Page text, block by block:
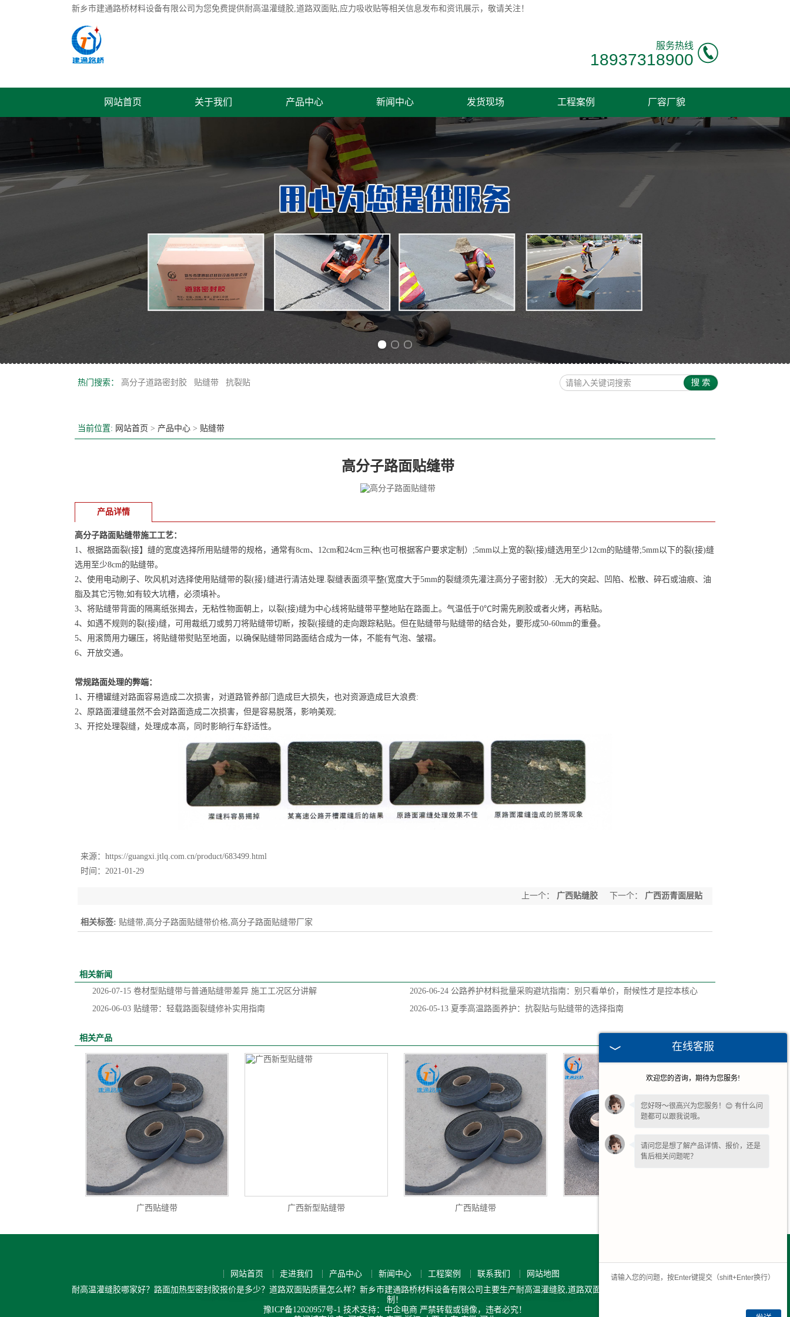
新乡市建通路桥材料设备有限公司为您免费提供耐高温灌缝胶,道路双面贴,应力吸收贴等相关信息发布和资讯展示，敬请关注！
服务热线
18937318900
网站首页 关于我们 产品中心 新闻中心 发货现场 工程案例 厂容厂貌
热门搜索： 高分子道路密封胶 贴缝带 抗裂贴
当前位置: 网站首页 > 产品中心 > 贴缝带
高分子路面贴缝带
产品详情
高分子路面贴缝带施工工艺：
1、根据路面裂(接】缝的宽度选择所用贴缝带的规格，通常有8cm、12cm和24cm三种(也可根据客户要求定制）;5mm以上宽的裂(接)缝选用至少12cm的贴缝带;5mm以下的裂(接)缝
选用至少8cm的贴缝带。
2、使用电动刷子、吹风机对选择使用贴缝带的裂(接}缝进行清洁处理.裂缝表面须平整(宽度大于5mm的裂缝须先灌注高分子密封胶）.无大的突起、凹陷、松散、碎石或油痕、油
脂及其它污物;如有较大坑槽，必须填补。
3、将贴缝带背面的隔离纸张揭去，无粘性物面朝上，以裂(接)缝为中心线将贴缝带平整地贴在路面上。气温低于0℃时需先刷胶或者火烤，再粘贴。
4、如遇不规则的裂(接)缝，可用裁纸刀或剪刀将贴缝带切断，按裂(接缝的走向跟踪粘贴。但在贴缝带与贴缝带的结合处，要形成50-60mm的重叠。
5、用滚筒用力碾压，将贴缝带熨贴至地面，以确保贴缝带同路面结合成为一体，不能有气泡、皱褶。
6、开放交通。
常规路面处理的弊端：
1、开槽罐缝对路面容易造成二次损害，对道路管养部门造成巨大损失，也对资源造成巨大浪费:
2、原路面灌缝虽然不会对路面造成二次损害，但是容易脱落，影响美观;
3、开挖处理裂缝，处理成本高，同时影晌行车舒适性。
来源： https://guangxi.jtlq.com.cn/product/683499.html
时间：2021-01-29
上一个： 广西贴缝胶 下一个：
广西沥青面层贴
相关标签: 贴缝带,高分子路面贴缝带价格,高分子路面贴缝带厂家
相关新闻
2026-07-15 卷材型贴缝带与普通贴缝带差异 施工工况区分讲解 2026-06-24 公路养护材料批量采购避坑指南：别只看单价，耐候性才是控本核心
2026-06-03 贴缝带：轻载路面裂缝修补实用指南 2026-05-13 夏季高温路面养护：抗裂贴与贴缝带的选择指南
相关产品
广西贴缝带 广西新型贴缝带 广西贴缝带
网站首页 走进我们 产品中心 新闻中心 工程案例 联系我们
网站地图
耐高温灌缝胶哪家好？路面加热型密封胶报价是多少？道路双面贴质量怎么样？新乡市建通路桥材料设备有限公司主要生产耐高温灌缝胶,道路双面贴,应力吸收贴，欢迎来电生产定
制！
豫ICP备12020957号-1 技术支持：中企电商 严禁转载或镜像，违者必究！
在线客服
欢迎您的咨询，期待为您服务!
您好呀～很高兴为您服务！😊 有什么问
题都可以跟我说哦。
请问您是想了解产品详情、报价，还是
售后相关问题呢？